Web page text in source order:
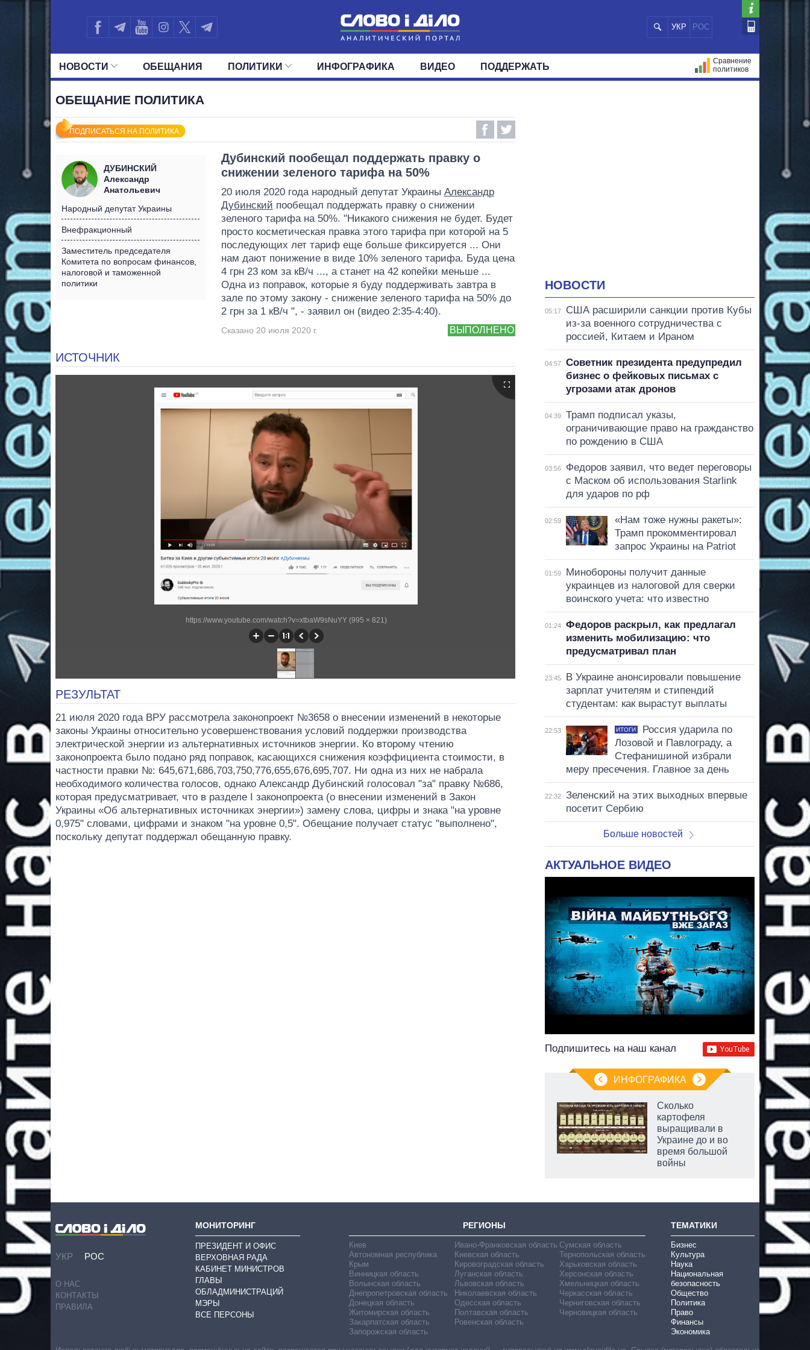
УКР РОС
НОВОСТИ
МИР
ОБЕЩАНИЯ ПОЛИТИКИ
ОКРУГА
ИНФОГРАФИКА ВИДЕО ПОДДЕРЖАТЬ
Сравнение
политиков
ОБЕЩАНИЕ ПОЛИТИКА
ПОДПИСАТЬСЯ НА ПОЛИТИКА
ДУБИНСКИЙ
Александр
Анатольевич
Народный депутат Украины
Внефракционный
Заместитель председателя
Комитета по вопросам финансов,
налоговой и таможенной
политики
Дубинский пообещал поддержать правку о
снижении зеленого тарифа на 50%
20 июля 2020 года народный депутат Украины Александр
Дубинский пообещал поддержать правку о снижении
зеленого тарифа на 50%. "Никакого снижения не будет. Будет
просто косметическая правка этого тарифа при которой на 5
последующих лет тариф еще больше фиксируется ... Они
нам дают понижение в виде 10% зеленого тарифа. Буда цена
4 грн 23 ком за кВ/ч ..., а станет на 42 копейки меньше ...
Одна из поправок, которые я буду поддерживать завтра в
зале по этому закону - снижение зеленого тарифа на 50% до
2 грн за 1 кВ/ч ", - заявил он (видео 2:35-4:40).
ВЫПОЛНЕНО
Сказано 20 июля 2020 г.
ИСТОЧНИК
https://www.youtube.com/watch?v=xtbaW9sNuYY (995 × 821)
РЕЗУЛЬТАТ
21 июля 2020 года ВРУ рассмотрела законопроект №3658 о внесении изменений в некоторые
законы Украины относительно усовершенствования условий поддержки производства
электрической энергии из альтернативных источников энергии. Ко второму чтению
законопроекта было подано ряд поправок, касающихся снижения коэффициента стоимости, в
частности правки №: 645,671,686,703,750,776,655,676,695,707. Ни одна из них не набрала
необходимого количества голосов, однако Александр Дубинский голосовал "за" правку №686,
которая предусматривает, что в разделе I законопроекта (о внесении изменений в Закон
Украины «Об альтернативных источниках энергии») замену слова, цифры и знака "на уровне
0,975" словами, цифрами и знаком "на уровне 0,5". Обещание получает статус "выполнено",
поскольку депутат поддержал обещанную правку.
НОВОСТИ
05:17
США расширили санкции против Кубы
из-за военного сотрудничества с
россией, Китаем и Ираном
04:57
Советник президента предупредил
бизнес о фейковых письмах с
угрозами атак дронов
04:39
Трамп подписал указы,
ограничивающие право на гражданство
по рождению в США
03:56
Федоров заявил, что ведет переговоры
с Маском об использования Starlink
для ударов по рф
02:59
«Нам тоже нужны ракеты»:
Трамп прокомментировал
запрос Украины на Patriot
01:59
Минобороны получит данные
украинцев из налоговой для сверки
воинского учета: что известно
01:24
Федоров раскрыл, как предлагал
изменить мобилизацию: что
предусматривал план
23:45
В Украине анонсировали повышение
зарплат учителям и стипендий
студентам: как вырастут выплаты
22:53 ИТОГИ
Россия ударила по
Лозовой и Павлограду, а
Стефанишиной избрали
меру пресечения. Главное за день
22:32
Зеленский на этих выходных впервые
посетит Сербию
Больше новостей
АКТУАЛЬНОЕ ВИДЕО
Подпишитесь на наш канал
ИНФОГРАФИКА
Сколько
картофеля
выращивали в
Украине до и во
время большой
войны
УКР РОС
О НАС
КОНТАКТЫ
ПРАВИЛА
МОНИТОРИНГ
ПРЕЗИДЕНТ И ОФИС
ВЕРХОВНАЯ РАДА
КАБИНЕТ МИНИСТРОВ
ГЛАВЫ
ОБЛАДМИНИСТРАЦИЙ
МЭРЫ
ВСЕ ПЕРСОНЫ
РЕГИОНЫ
Киев
Автономная республика
Крым
Винницкая область
Волынская область
Днепропетровская область
Донецкая область
Житомирская область
Закарпатская область
Запорожская область
Ивано-Франковская область
Киевская область
Кировоградская область
Луганская область
Львовская область
Николаевская область
Одесская область
Полтавская область
Ровенская область
Сумская область
Тернопольская область
Харьковская область
Херсонская область
Хмельницкая область
Черкасская область
Черниговская область
Черновицкая область
ТЕМАТИКИ
Бизнес
Культура
Наука
Национальная
безопасность
Общество
Политика
Право
Финансы
Экономика